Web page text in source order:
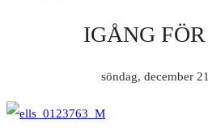
IGÅNG
söndag, december